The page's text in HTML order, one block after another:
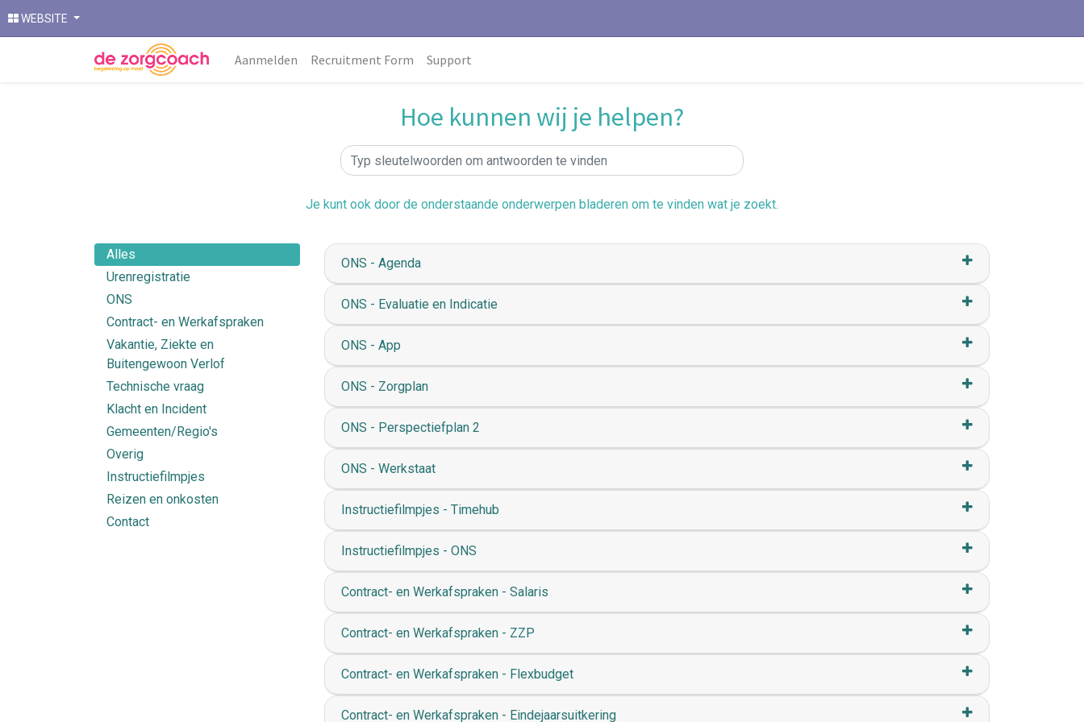
WEBSITE
Aanmelden Recruitment Form Support
Hoe kunnen wij je helpen?
Je kunt ook door de onderstaande onderwerpen bladeren om te vinden wat je zoekt.
Alles
Urenregistratie
ONS
Contract- en Werkafspraken
Vakantie, Ziekte en
Buitengewoon Verlof
Technische vraag
Klacht en Incident
Gemeenten/Regio's
Overig
Instructiefilmpjes
Reizen en onkosten
Contact
ONS - Agenda
ONS - Evaluatie en Indicatie
ONS - App
ONS - Zorgplan
ONS - Perspectiefplan 2
ONS - Werkstaat
Instructiefilmpjes - Timehub
Instructiefilmpjes - ONS
Contract- en Werkafspraken - Salaris
Contract- en Werkafspraken - ZZP
Contract- en Werkafspraken - Flexbudget
Contract- en Werkafspraken - Eindejaarsuitkering